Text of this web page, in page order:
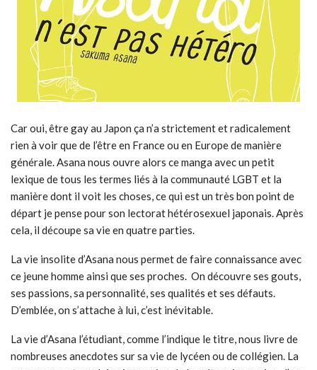
Car oui, être gay au Japon ça n’a strictement et radicalement
rien à voir que de l’être en France ou en Europe de manière
générale. Asana nous ouvre alors ce manga avec un petit
lexique de tous les termes liés à la communauté LGBT et la
manière dont il voit les choses, ce qui est un très bon point de
départ je pense pour son lectorat hétérosexuel japonais. Après
cela, il découpe sa vie en quatre parties.
La vie insolite d’Asana nous permet de faire connaissance avec
ce jeune homme ainsi que ses proches. On découvre ses gouts,
ses passions, sa personnalité, ses qualités et ses défauts.
D’emblée, on s’attache à lui, c’est inévitable.
La vie d’Asana l’étudiant, comme l’indique le titre, nous livre de
nombreuses anecdotes sur sa vie de lycéen ou de collégien. La